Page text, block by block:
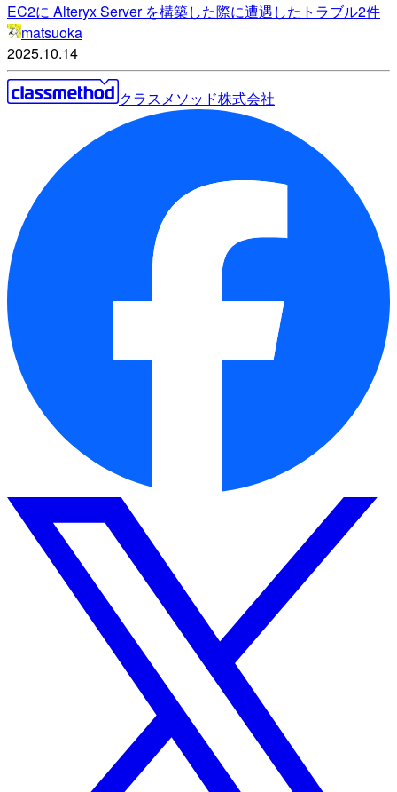
EC2に Alteryx Server を構築した際に遭遇したトラブル2件
matsuoka
2025.10.14
クラスメソッド株式会社